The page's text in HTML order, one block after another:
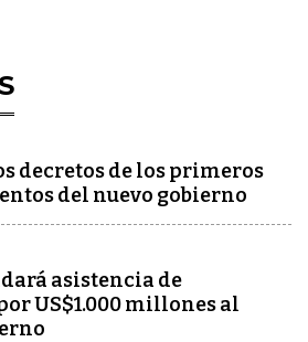
decretos de los primeros
del nuevo gobierno
asistencia de
US$1.000 millones al